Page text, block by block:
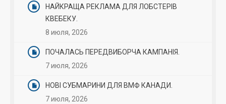
НАЙКРАЩА РЕКЛАМА ДЛЯ ЛОБСТЕРІВ
КВЕБЕКУ.
8 июля, 2026
ПОЧАЛАСЬ ПЕРЕДВИБОРЧА КАМПАНІЯ.
7 июля, 2026
НОВІ СУБМАРИНИ ДЛЯ ВМФ КАНАДИ.
7 июля, 2026